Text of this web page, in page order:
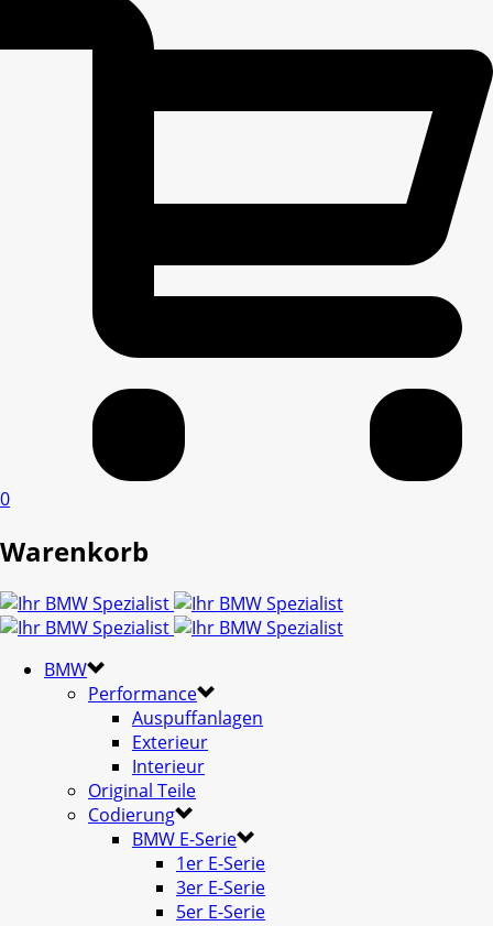
0
Warenkorb
BMW
Performance
Auspuffanlagen
Exterieur
Interieur
Original Teile
Codierung
BMW E-Serie
1er E-Serie
3er E-Serie
5er E-Serie